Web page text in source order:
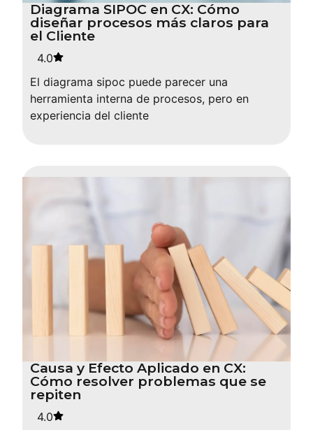
Diagrama SIPOC en CX: Cómo
diseñar procesos más claros para
el Cliente
4.0
El diagrama sipoc puede parecer una
herramienta interna de procesos, pero en
experiencia del cliente
Causa y Efecto Aplicado en CX:
Cómo resolver problemas que se
repiten
4.0